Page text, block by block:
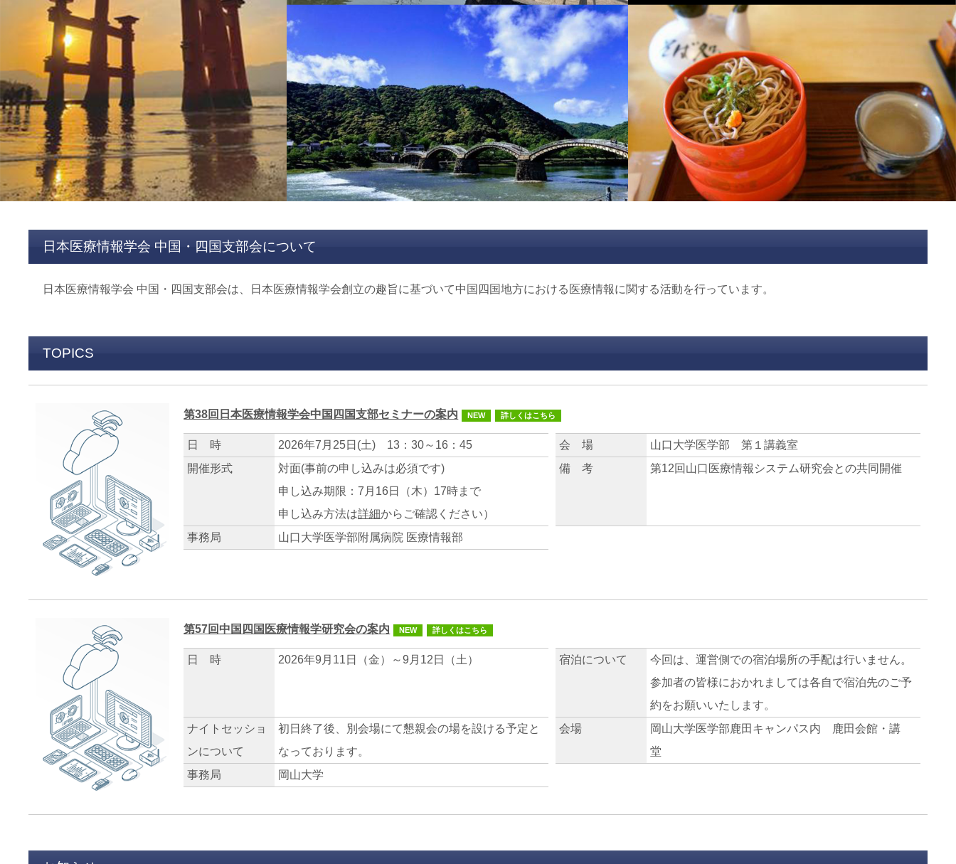
日本医療情報学会 中国・四国支部会について
日本医療情報学会 中国・四国支部会は、日本医療情報学会創立の趣旨に基づいて中国四国地方における医療情報に関する活動を行っています。
TOPICS
第38回日本医療情報学会中国四国支部セミナーの案内 NEW 詳しくはこちら
日 時 2026年7月25日(土) 13：30～16：45 会 場
山口大学医学部 第１講義室
開催形式
対面(事前の申し込みは必須です)
申し込み期限：7月16日（木）17時まで
申し込み方法は詳細からご確認ください）
備 考 第12回山口医療情報システム研究会との共同開催
事務局 山口大学医学部附属病院 医療情報部
第57回中国四国医療情報学研究会の案内 NEW 詳しくはこちら
日 時 2026年9月11日（金）～9月12日（土） 宿泊について
今回は、運営側での宿泊場所の手配は行いません。
参加者の皆様におかれましては各自で宿泊先のご予
約をお願いいたします。
ナイトセッショ
ンについて
初日終了後、別会場にて懇親会の場を設ける予定と
なっております。
会場
岡山大学医学部鹿田キャンパス内 鹿田会館・講
堂
事務局
岡山大学